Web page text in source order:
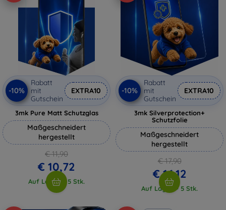
-10%
Rabatt
mit
Gutschein
EXTRA10
3mk Pure Matt Schutzglas
Maßgeschneidert
hergestellt
€ 11,90
€ 10,72
Auf Lager > 5 Stk.
-10%
Rabatt
mit
Gutschein
EXTRA10
3mk Silverprotection+
Schutzfolie
Maßgeschneidert
hergestellt
€ 17,90
€ 16,12
Auf Lager > 5 Stk.